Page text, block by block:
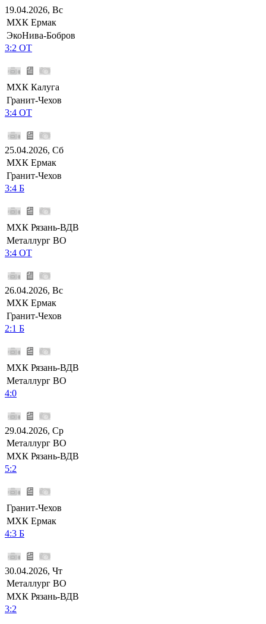
19.04.2026, Вс
МХК Ермак
ЭкоНива-Бобров
3:2 ОТ
МХК Калуга
Гранит-Чехов
3:4 ОТ
25.04.2026, Сб
МХК Ермак
Гранит-Чехов
3:4 Б
МХК Рязань-ВДВ
Металлург ВО
3:4 ОТ
26.04.2026, Вс
МХК Ермак
Гранит-Чехов
2:1 Б
МХК Рязань-ВДВ
Металлург ВО
4:0
29.04.2026, Ср
Металлург ВО
МХК Рязань-ВДВ
5:2
Гранит-Чехов
МХК Ермак
4:3 Б
30.04.2026, Чт
Металлург ВО
МХК Рязань-ВДВ
3:2